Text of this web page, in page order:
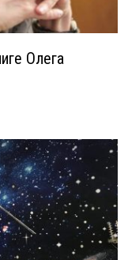
Олега